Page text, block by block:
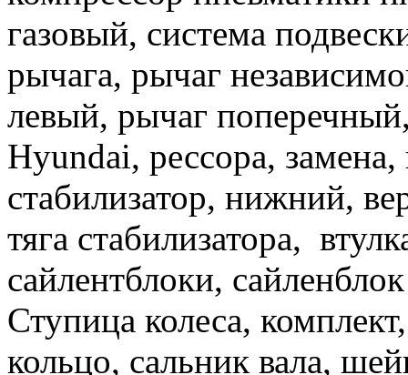
газовый, система
рычага, рычаг
левый, рычаг
Hyundai, рессора,
стабилизатор, нижний,
тяга стабилизатора,
сайлентблоки,
Ступица колеса,
кольцо, сальник вала,